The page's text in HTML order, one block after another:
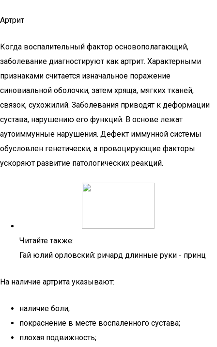
Артрит
Когда воспалительный фактор основополагающий,
заболевание диагностируют как артрит. Характерными
признаками считается изначальное поражение
синовиальной оболочки, затем хряща, мягких тканей,
связок, сухожилий. Заболевания приводят к деформации
сустава, нарушению его функций. В основе лежат
аутоиммунные нарушения. Дефект иммунной системы
обусловлен генетически, а провоцирующие факторы
ускоряют развитие патологических реакций.
Читайте также:
Гай юлий орловский: ричард длинные руки - принц
На наличие артрита указывают:
наличие боли;
покраснение в месте воспаленного сустава;
плохая подвижность;